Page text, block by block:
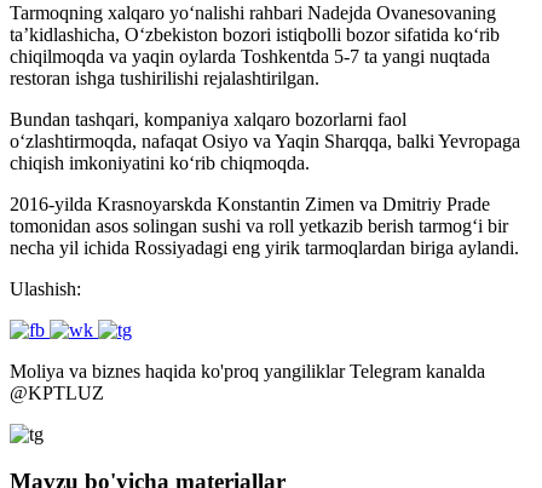
Tarmoqning xalqaro yo‘nalishi rahbari Nadejda Ovanesovaning
ta’kidlashicha, O‘zbekiston bozori istiqbolli bozor sifatida ko‘rib
chiqilmoqda va yaqin oylarda Toshkentda 5-7 ta yangi nuqtada
restoran ishga tushirilishi rejalashtirilgan.
Bundan tashqari, kompaniya xalqaro bozorlarni faol
o‘zlashtirmoqda, nafaqat Osiyo va Yaqin Sharqqa, balki Yevropaga
chiqish imkoniyatini ko‘rib chiqmoqda.
2016-yilda Krasnoyarskda Konstantin Zimen va Dmitriy Prade
tomonidan asos solingan sushi va roll yetkazib berish tarmog‘i bir
necha yil ichida Rossiyadagi eng yirik tarmoqlardan biriga aylandi.
Ulashish:
Moliya va biznes haqida ko'proq yangiliklar Telegram kanalda
@KPTLUZ
Mavzu bo'yicha materiallar